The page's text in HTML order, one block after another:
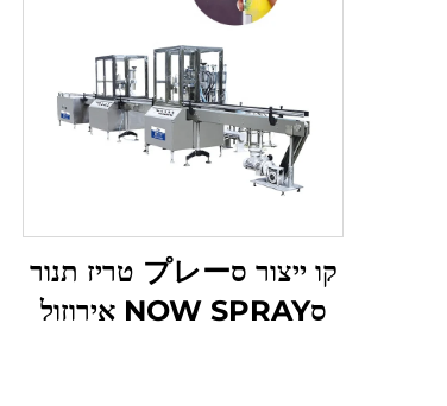
קו ייצור סプレー טריז תנור
סNOW SPRAY אירוזול